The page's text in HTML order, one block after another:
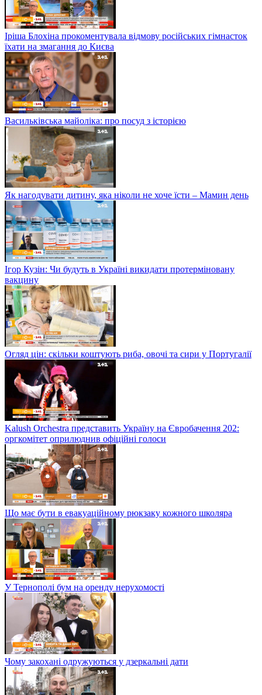
Іріша Блохіна прокоментувала відмову російських гімнасток
їхати на змагання до Києва
Васильківська майоліка: про посуд з історією
Як нагодувати дитину, яка ніколи не хоче їсти – Мамин день
Ігор Кузін: Чи будуть в Україні викидати протерміновану
вакцину
Огляд цін: скільки коштують риба, овочі та сири у Португалії
Kalush Orchestra представить Україну на Євробачення 202:
оргкомітет оприлюднив офіційні голоси
Що має бути в евакуаційному рюкзаку кожного школяра
У Тернополі бум на оренду нерухомості
Чому закохані одружуються у дзеркальні дати